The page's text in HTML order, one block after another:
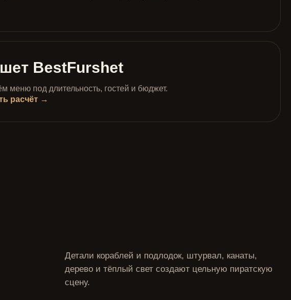
BestFurshet
меню под длительность, гостей и бюджет.
расчёт →
Детали кораблей и подлодок, штурвал, канаты,
дерево и тёплый свет создают цельную пиратскую
сцену.